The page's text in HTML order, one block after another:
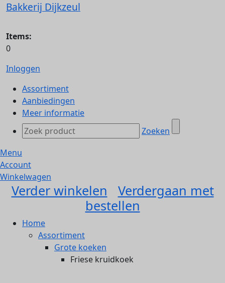
Bakkerij Dijkzeul
Items:
0
Inloggen
Assortiment
Aanbiedingen
Meer informatie
Zoeken
Menu
Account
Winkelwagen
Verder winkelen
Verdergaan met
bestellen
Home
Assortiment
Grote koeken
Friese kruidkoek